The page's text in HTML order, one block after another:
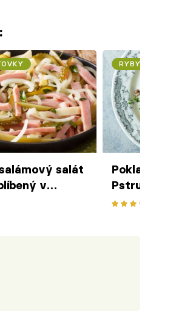
salát
v
RYBY A
Poklady
Pstruh po
teplým